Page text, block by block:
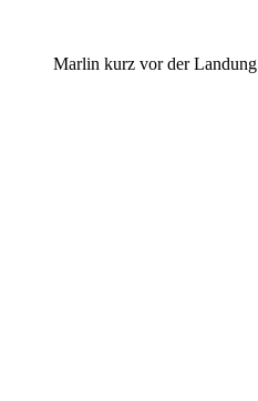
Mar­lin kurz vor der Landung